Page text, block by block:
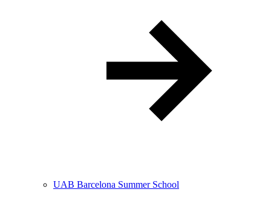
UAB Barcelona Summer School